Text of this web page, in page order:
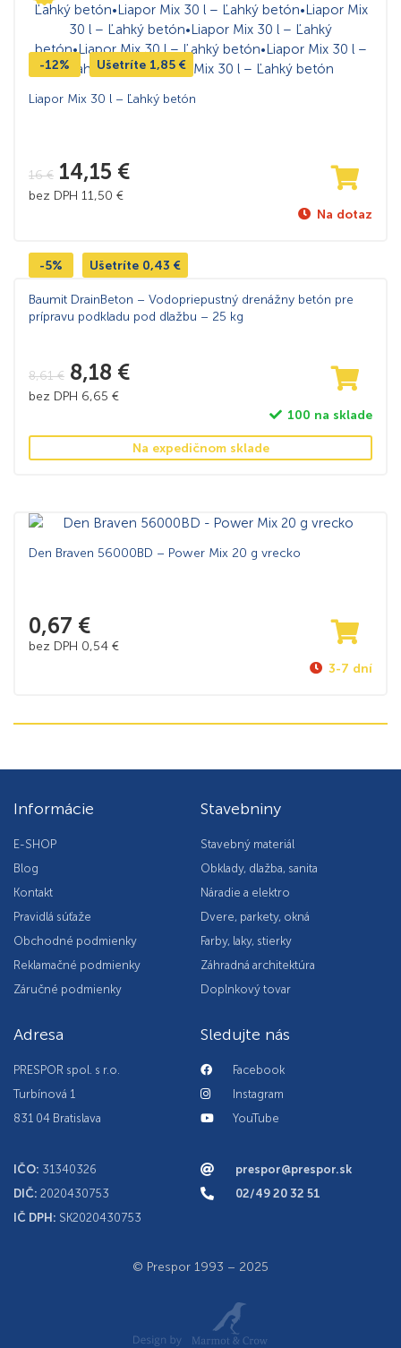
-12% Ušetríte 1,85 €
Liapor Mix 30 l – Ľahký betón
16€ 14,15 €
bez DPH 11,50 €
Na dotaz
-5% Ušetríte 0,43 €
Baumit DrainBeton – Vodopriepustný drenážny betón pre
prípravu podkladu pod dlažbu – 25 kg
8,61€ 8,18 €
bez DPH 6,65 €
100 na sklade
Na expedičnom sklade
Den Braven 56000BD – Power Mix 20 g vrecko
0,67 €
bez DPH 0,54 €
3-7 dní
Informácie
E-SHOP
Blog
Kontakt
Pravidlá súťaže
Obchodné podmienky
Reklamačné podmienky
Záručné podmienky
Stavebniny
Stavebný materiál
Obklady, dlažba, sanita
Náradie a elektro
Dvere, parkety, okná
Farby, laky, stierky
Záhradná architektúra
Doplnkový tovar
Adresa
PRESPOR spol. s r.o.
Turbínová 1
831 04 Bratislava
IČO: 31340326
DIČ: 2020430753
IČ DPH: SK2020430753
Sledujte nás
Facebook
Instagram
YouTube
prespor@prespor.sk
02/49 20 32 51
© Prespor 1993 – 2025